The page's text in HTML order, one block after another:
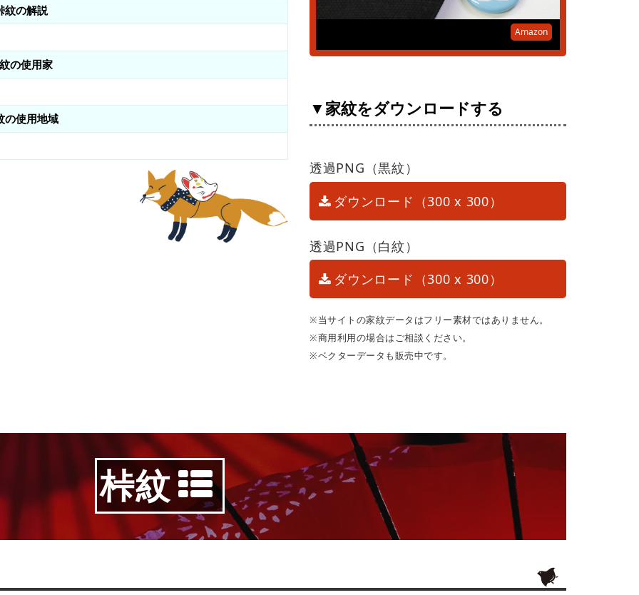
紋の解説
の使用家
の使用地域
Amazon
▼家紋をダウンロードする
透過PNG（黒紋）
ダウンロード（300 x 300）
透過PNG（白紋）
ダウンロード（300 x 300）
※当サイトの家紋データはフリー素材ではありません。
※商用利用の場合はご相談ください。
※ベクターデータも販売中です。
桛紋